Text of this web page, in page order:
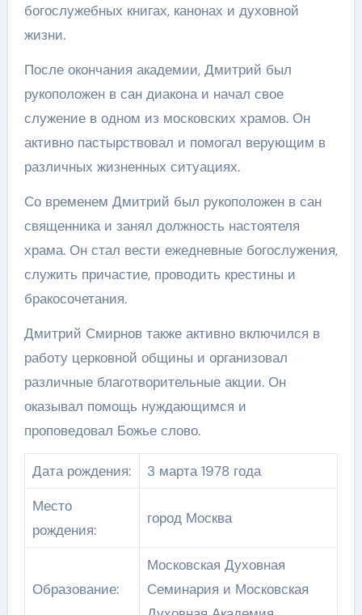
богослужебных книгах, канонах и духовной
жизни.
После окончания академии, Дмитрий был
рукоположен в сан диакона и начал свое
служение в одном из московских храмов. Он
активно пастырствовал и помогал верующим в
различных жизненных ситуациях.
Со временем Дмитрий был рукоположен в сан
священника и занял должность настоятеля
храма. Он стал вести ежедневные богослужения,
служить причастие, проводить крестины и
бракосочетания.
Дмитрий Смирнов также активно включился в
работу церковной общины и организовал
различные благотворительные акции. Он
оказывал помощь нуждающимся и
проповедовал Божье слово.
Дата рождения:
3 марта 1978 года
Место
рождения:
город Москва
Образование:
Московская Духовная
Семинария и Московская